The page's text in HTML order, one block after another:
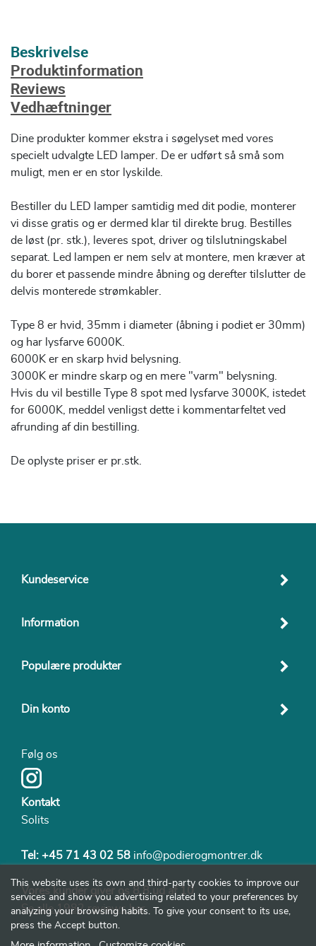
Beskrivelse
Produktinformation
Reviews
Vedhæftninger
Dine produkter kommer ekstra i søgelyset med vores
specielt udvalgte LED lamper. De er udført så små som
muligt, men er en stor lyskilde.
Bestiller du LED lamper samtidig med dit podie, monterer
vi disse gratis og er dermed klar til direkte brug. Bestilles
de løst (pr. stk.), leveres spot, driver og tilslutningskabel
separat. Led lampen er nem selv at montere, men kræver at
du borer et passende mindre åbning og derefter tilslutter de
delvis monterede strømkabler.
Type 8 er hvid, 35mm i diameter (åbning i podiet er 30mm)
og har lysfarve 6000K.
6000K er en skarp hvid belysning.
3000K er mindre skarp og en mere "varm" belysning.
Hvis du vil bestille Type 8 spot med lysfarve 3000K, istedet
for 6000K, meddel venligst dette i kommentarfeltet ved
afrunding af din bestilling.
De oplyste priser er pr.stk.
Kundeservice
Information
Populære produkter
Din konto
Følg os
Kontakt
Solits
Tel: +45 71 43 02 58 info@podierogmontrer.dk
Vores kunder giver os 8,8 ud af 10
Se alle 1982 reviews her
This website uses its own and third-party cookies to improve our
services and show you advertising related to your preferences by
analyzing your browsing habits. To give your consent to its use,
press the Accept button.